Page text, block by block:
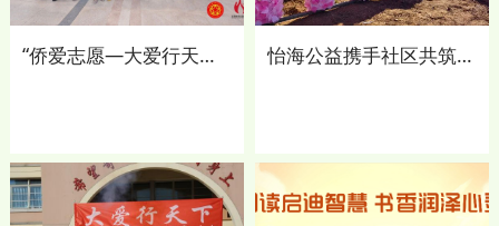
“侨爱志愿—大爱行天下・非遗传薪火”第十七届“大爱行天下”公益活动在怡海花园社区圆满举行 怡海公益携手社区共筑生态绿洲，樱花林绘就诗意栖居新图景